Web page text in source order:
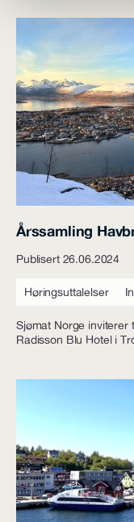
Årssamling
Publisert 26.06.2024
Høringsuttalelser
Sjømat Norge inviterer
Radisson Blu Hotel i